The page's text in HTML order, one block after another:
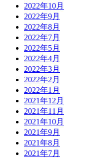
2022年10月
2022年9月
2022年8月
2022年7月
2022年5月
2022年4月
2022年3月
2022年2月
2022年1月
2021年12月
2021年11月
2021年10月
2021年9月
2021年8月
2021年7月